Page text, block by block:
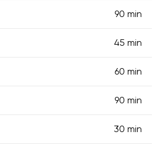
90 min
45 min
60 min
90 min
30 min